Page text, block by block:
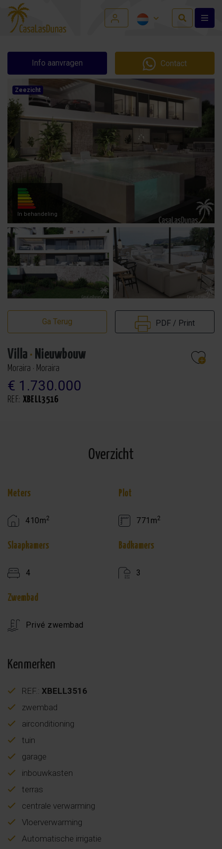
Info aanvragen Contact
Zeezicht
In behandeling
Ga Terug PDF / Print
Villa · Nieuwbouw
Moraira · Moraira
€ 1.730.000
REF.: XBELL3516
Overzicht
Meters
410m2
Plot
771m2
Slaapkamers
4
Badkamers
3
Zwembad
Privé zwembad
Kenmerken
REF.: XBELL3516
zwembad
airconditioning
tuin
garage
inbouwkasten
terras
centrale verwarming
Vloerverwarming
Automatische irrigatie